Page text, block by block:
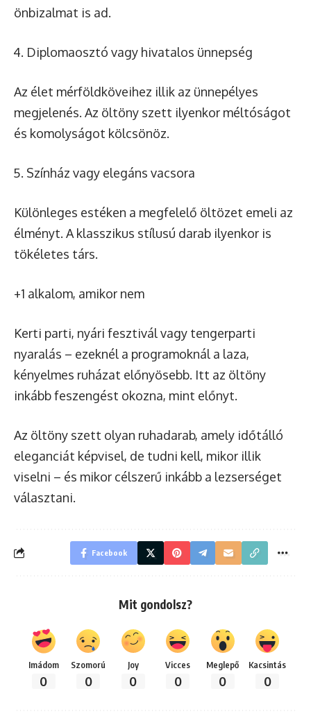
önbizalmat is ad.
Diplomaosztó vagy hivatalos ünnepség
Az élet mérföldköveihez illik az ünnepélyes
megjelenés. Az öltöny szett ilyenkor méltóságot
és komolyságot kölcsönöz.
Színház vagy elegáns vacsora
Különleges estéken a megfelelő öltözet emeli az
élményt. A klasszikus stílusú darab ilyenkor is
tökéletes társ.
+1 alkalom, amikor nem
Kerti parti, nyári fesztivál vagy tengerparti
nyaralás – ezeknél a programoknál a laza,
kényelmes ruházat előnyösebb. Itt az öltöny
inkább feszengést okozna, mint előnyt.
Az öltöny szett olyan ruhadarab, amely időtálló
eleganciát képvisel, de tudni kell, mikor illik
viselni – és mikor célszerű inkább a lezserséget
választani.
Facebook
Mit gondolsz?
Imádom
0
Szomorú
0
Joy
0
Vicces
0
Meglepő
0
Kacsintás
0